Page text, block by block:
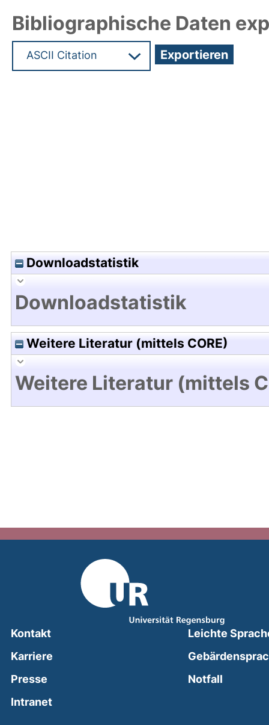
Bibliographische Daten
Downloadstatistik
Downloadstatistik
Weitere Literatur (mittels CORE)
Weitere Literatur (mittels
Kontakt
Karriere
Presse
Intranet(external link, opens in a new window)
Leichte
Notfall